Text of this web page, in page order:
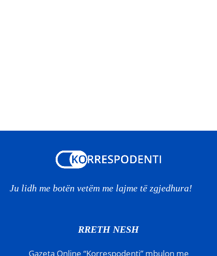
Ju lidh me botën vetëm me lajme të zgjedhura!
RRETH NESH
Gazeta Online “Korrespodenti” mbulon me